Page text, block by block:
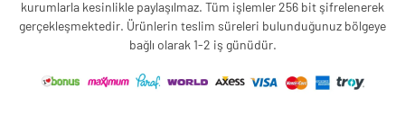
kurumlarla kesinlikle paylaşılmaz. Tüm işlemler 256 bit şifrelenerek
gerçekleşmektedir. Ürünlerin teslim süreleri bulunduğunuz bölgeye
bağlı olarak 1-2 iş günüdür.